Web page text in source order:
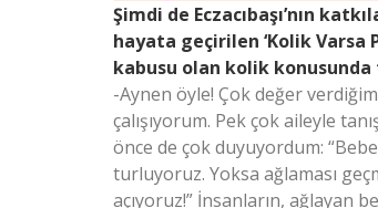
Şimdi de Eczacıbaşı’nın
hayata geçirilen ‘Kolik Varsa
kabusu olan kolik
-Aynen öyle! Çok değer
çalışıyorum. Pek çok aileyle
önce de çok duyuyordum:
turluyoruz. Yoksa ağlaması
açıyoruz!” İnsanların, ağlayan